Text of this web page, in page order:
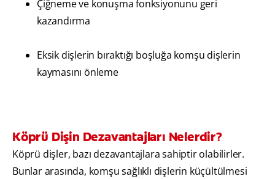
Çiğneme ve konuşma fonksiyonunu geri
kazandırma
Eksik dişlerin bıraktığı boşluğa komşu dişlerin
kaymasını önleme
Köprü Dişin Dezavantajları Nelerdir?
Köprü dişler, bazı dezavantajlara sahiptir olabilirler.
Bunlar arasında, komşu sağlıklı dişlerin küçültülmesi